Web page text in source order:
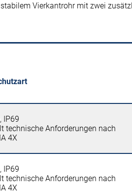
Vierkantrohr mit zwei
IP69
technische Anforderungen nach
4X
IP69
technische Anforderungen nach
4X